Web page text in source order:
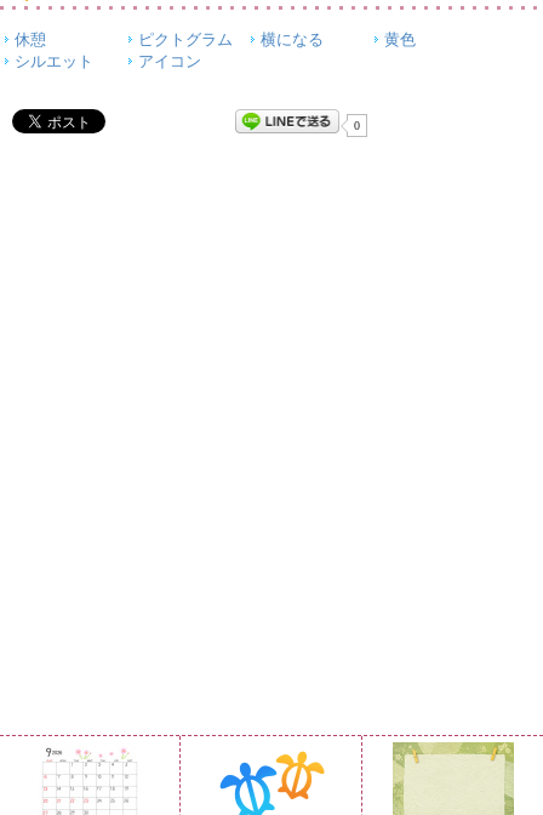
休憩 ピクトグラム 横になる
黄色
シルエット
アイコン
0